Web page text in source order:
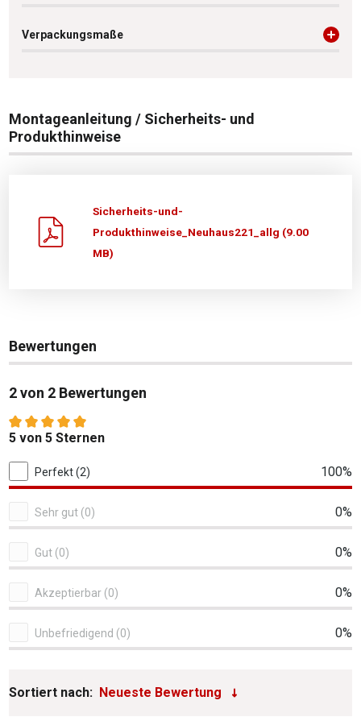
Verpackungsmaße
Montageanleitung / Sicherheits- und
Produkthinweise
Sicherheits-und-
Produkthinweise_Neuhaus221_allg (9.00
MB)
Bewertungen
2 von 2 Bewertungen
Durchschnittliche Bewertung von 5 von 5 Sternen
5 von 5 Sternen
2 von 2 Bewertungen
Perfekt (2) 100%
Sehr gut (0) 0%
Gut (0) 0%
Akzeptierbar (0) 0%
Unbefriedigend (0) 0%
Sortiert nach: